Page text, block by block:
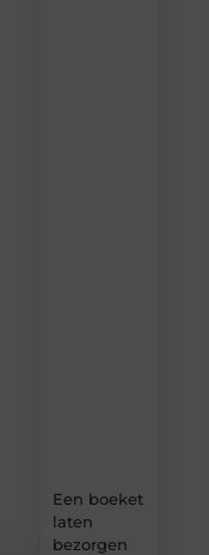
Een boeket
laten
bezorgen